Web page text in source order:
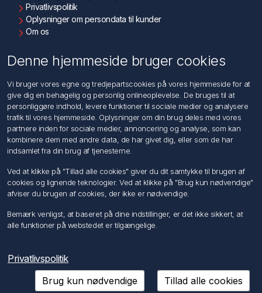
Privatlivspolitik
Oplysninger om persondata til kunder
Om os
Søg
Min konto
Min konto
Ordrer
Adresser
Ansøg om Sælger konto
Følg os
Copyright © 2026 Förch A/S. Alle rettigheder forbeholdt.
Powered by
Denne hjemmeside bruger cookies
Vi bruger vores egne og tredjepartscookies på vores hjemmeside for at
give dig en behagelig og personlig onlineoplevelse. De bruges til at
personliggøre indhold, levere funktioner til sociale medier og analysere
trafik til vores hjemmeside. Oplysninger om din brug deles med vores
partnere inden for sociale medier, annoncering og analyse, som kan
kombinere dem med andre data, de har givet dig, eller som de har
indsamlet fra din brug af tjenesterne.
Ved at klikke på "Tillad alle cookies" giver du dit samtykke til brugen af
cookies og lignende teknologier. Ved at klikke på "Brug kun nødvendige"
afviser du brugen af cookies, der ikke er nødvendige.
Bemærk venligst, at baseret på dine indstillinger, er det ikke sikkert, at
alle funktioner på webstedet er tilgængelige.
Privatlivspolitik
Brug kun nødvendige
Tillad alle cookies